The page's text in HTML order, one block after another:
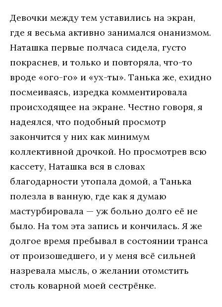
Девочки между тем уставились на экран,
где я весьма активно занимался онанизмом.
Наташка первые полчаса сидела, густо
покраснев, и только и повторяла, что-то
вроде «ого-го» и «ух-ты». Танька же, ехидно
посмеиваясь, изредка комментировала
происходящее на экране. Честно говоря, я
надеялся, что подобный просмотр
закончится у них как минимум
коллективной дрочкой. Но просмотрев всю
кассету, Наташка вся в словах
благодарности утопала домой, а Танька
полезла в ванную, где как я думаю
мастурбировала — уж больно долго её не
было. На том эта запись и кончилась. Я же
долгое время пребывал в состоянии транса
от произошедшего, и у меня всё сильней
назревала мысль, о желании отомстить
столь коварной моей сестрёнке.